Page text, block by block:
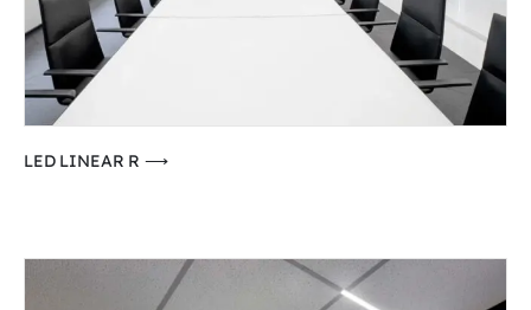
⟶ LED LINEAR R